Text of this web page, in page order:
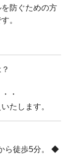
防ぐための方
。
・
たします。
ら徒歩5分。 ◆